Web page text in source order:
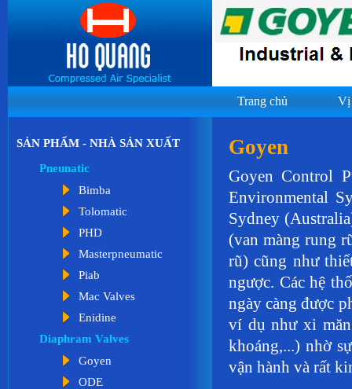
Trang chủ Vị
SẢN PHẨM - NHÀ SẢN XUẤT
Pneunatic
Bimba
Tolomatic
PHD
Masterpneumatic
Piab
Mac Valves
Enidine
Diaphram Valves
Goyen
ODE
Goyen
Goyen Control
Environmental
Sydney
(van màng rung
rũ) cũng như
ngược. Các hệ
ngày càng được
ví dụ như xi
khoáng,...) nhờ
vận hành và rất